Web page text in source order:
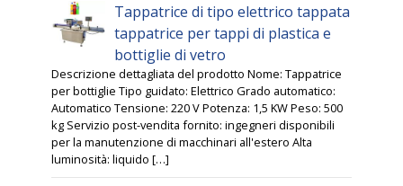
Tappatrice di tipo elettrico tappata
tappatrice per tappi di plastica e
bottiglie di vetro
Descrizione dettagliata del prodotto Nome: Tappatrice
per bottiglie Tipo guidato: Elettrico Grado automatico:
Automatico Tensione: 220 V Potenza: 1,5 KW Peso: 500
kg Servizio post-vendita fornito: ingegneri disponibili
per la manutenzione di macchinari all'estero Alta
luminosità: liquido […]